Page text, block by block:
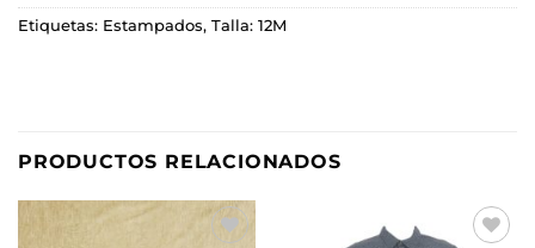
Etiquetas: Estampados, Talla: 12M
PRODUCTOS RELACIONADOS